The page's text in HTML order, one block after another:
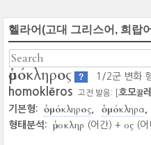
헬라어(고대 그리스어, 희랍
ὁμόκληρος ? 1/2군 변화
homoklēros 고전 발음: [호모끌
기본형: ὁμόκληρος ὁμόκληρα
형태분석: ὁμοκληρ (어간) + ος (어